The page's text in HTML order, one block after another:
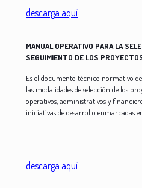
descarga aquí
MANUAL OPERATIVO PARA LA
SEGUIMIENTO DE LOS
Es el documento técnico normativo de
las modalidades de selección de los
operativos, administrativos y
iniciativas de desarrollo enmarcadas
descarga aquí